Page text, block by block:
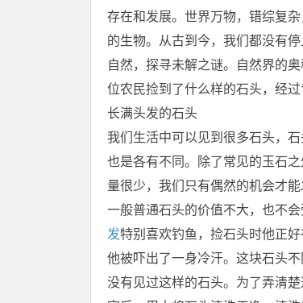
存在和发展。世界万物，错综复
的生物。从古到今，我们都没有
自然，探寻未解之谜。自然界的
位农民捡到了什么样的石头，经
长满头发的石头
我们生活中可以见到很多石头，
也是各有不同。除了常见的玉石
量很少，我们只有偶然的机会才能
一般普通石头的价值不大，也不
发特别喜欢钓鱼，捡石头时他正
他被吓出了一身冷汗。这块石头
没有见过这样的石头。为了弄清